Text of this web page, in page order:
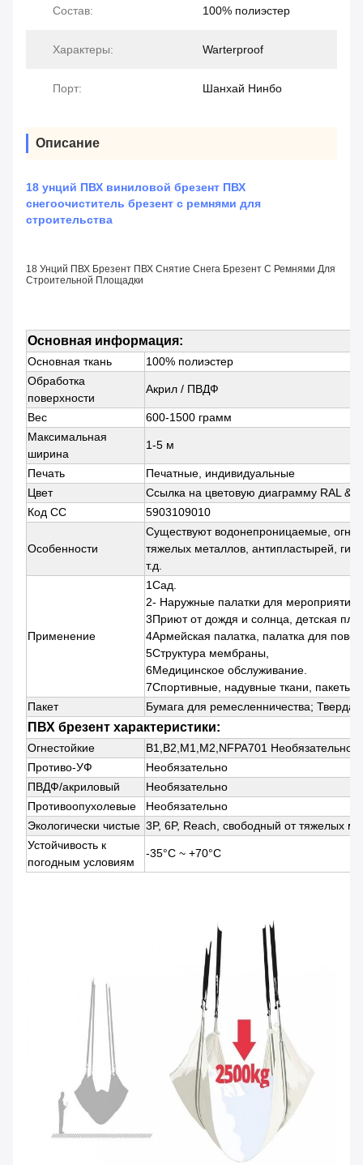
Состав: 100% полиэстер
Характеры: Warterproof
Порт: Шанхай Нинбо
Описание
18 унций ПВХ виниловой брезент ПВХ
снегоочиститель брезент с ремнями для
строительства
18 Унций ПВХ Брезент ПВХ Снятие Снега Брезент С Ремнями Для
Строительной Площадки
Основная информация:
Основная ткань
100% полиэстер
Обработка
поверхности
Акрил / ПВДФ
Вес
600-1500 грамм
Максимальная
ширина
1-5 м
Печать
Печатные, индивидуальные
Цвет
Ссылка на цветовую диаграмму RAL &
Код СС
5903109010
Особенности
Существуют водонепроницаемые,
тяжелых металлов, антипластырей,
т.д.
Применение
1Сад.
2- Наружные палатки для
3Приют от дождя и солнца, детская
4Армейская палатка, палатка для
5Структура мембраны,
6Медицинское обслуживание.
7Спортивные, надувные ткани, пакеты и
Пакет
Бумага для ремесленничества; Твердая
ПВХ брезент характеристики:
Огнестойкие
B1,B2,M1,M2,NFPA701 Необязательно
Противо-УФ
Необязательно
ПВДФ/акриловый
Необязательно
Противоопухолевые
Необязательно
Экологически чистые 3P, 6P, Reach, свободный от тяжелых
Устойчивость к
погодным условиям
-35°C ~ +70°C